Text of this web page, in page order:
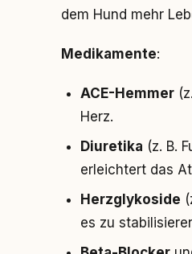
dem Hund mehr
Medikamente:
ACE-Hemmer
Herz.
Diuretika (z. B.
erleichtert das
Herzglykoside
es zu